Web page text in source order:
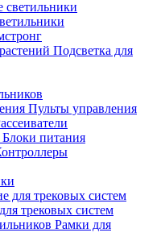
Подсветка для
Пульты управления
Блоки питания
трековых систем
Рамки для